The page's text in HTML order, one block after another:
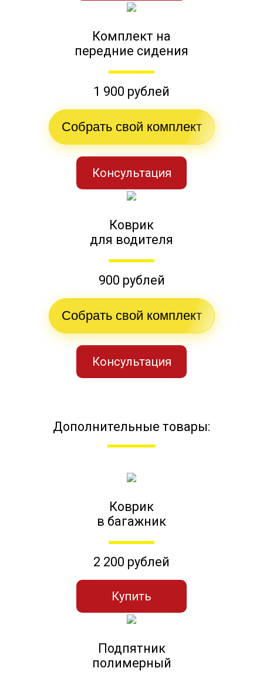
Комплект на
передние сидения
1 900 рублей
Собрать свой комплект
Консультация
Коврик
для водителя
900 рублей
Собрать свой комплект
Консультация
Дополнительные товары:
Коврик
в багажник
2 200 рублей
Купить
Подпятник
полимерный